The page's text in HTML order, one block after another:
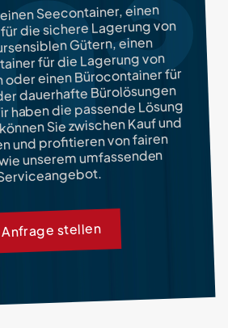
Seecontainer, einen
die sichere Lagerung von
Gütern, einen
für die Lagerung von
einen Bürocontainer für
dauerhafte Bürolösungen
haben die passende Lösung
Sie zwischen Kauf und
und profitieren von fairen
unserem umfassenden
Anfrage stellen